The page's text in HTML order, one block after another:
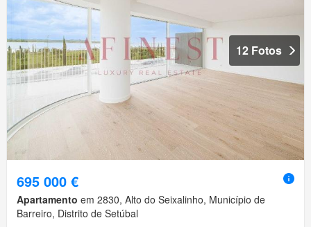
12 Fotos
695 000 €
Apartamento em 2830, Alto do Seixalinho, Município de
Barreiro, Distrito de Setúbal